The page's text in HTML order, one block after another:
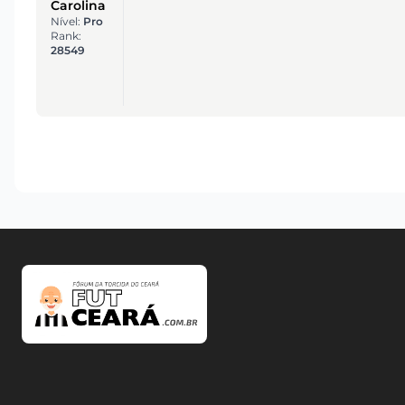
Carolina
Nível: Pro
Rank:
28549